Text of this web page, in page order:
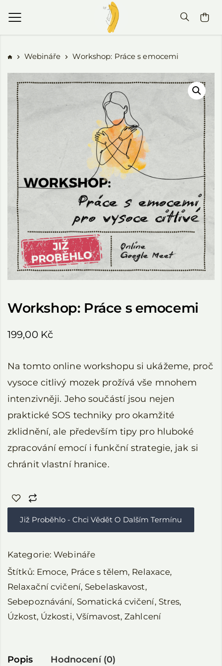
Webináře Workshop: Práce s emocemi
Workshop: Práce s emocemi
199,00 Kč
Na tomto online workshopu si ukážeme, proč
vysoce citlivý mozek prožívá vše mnohem
intenzivněji. Jeho součástí jsou nejen
praktické SOS techniky pro okamžité
zklidnění, ale především tipy pro hluboké
zpracování emocí i funkční strategie, jak si
chránit vlastní hranice.
Již Proběhlo - Chci Vědět O Dalším Termínu
Kategorie:Webináře
Štítků: Emoce, Práce s tělem, Relaxace,
Relaxační cvičení, Sebelaskavost,
Sebepoznávání, Somatická cvičení, Stres,
Úzkost, Úzkosti, Všímavost,Zahlcení
Popis Hodnocení (0)